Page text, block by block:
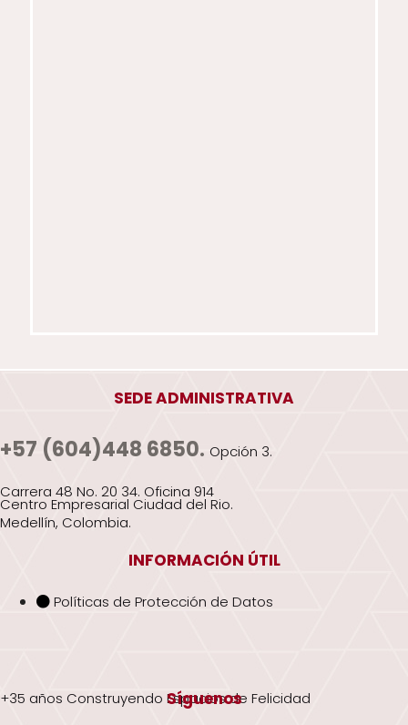
SEDE ADMINISTRATIVA
+57 (604)448 6850. Opción 3.
Carrera 48 No. 20 34. Oficina 914
Centro Empresarial Ciudad del Rio.
Medellín, Colombia.
INFORMACIÓN ÚTIL
Políticas de Protección de Datos
+35 años Construyendo Espacios de Felicidad
Síguenos